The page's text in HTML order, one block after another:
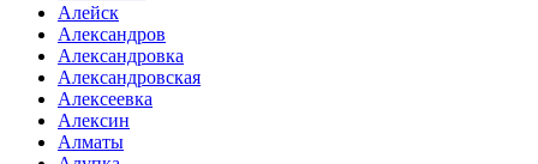
Алейск
Александров
Александровка
Александровская
Алексеевка
Алексин
Алматы